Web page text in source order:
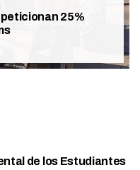
25%
de los Estudiantes